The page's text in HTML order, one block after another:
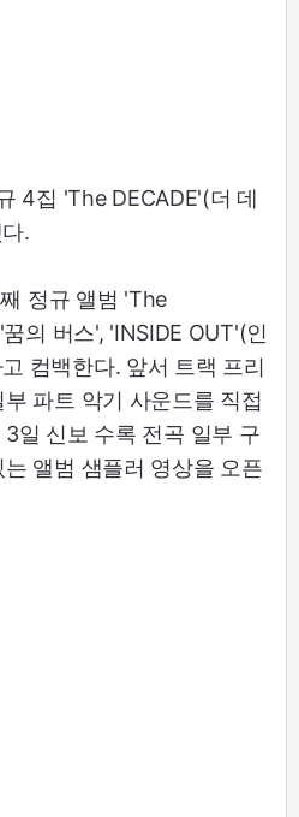
4집 'The DECADE'(더 데
.
정규 앨범 'The
의 버스', 'INSIDE OUT'(인
컴백한다. 앞서 트랙 프리
파트 악기 사운드를 직접
일 신보 수록 전곡 일부 구
앨범 샘플러 영상을 오픈